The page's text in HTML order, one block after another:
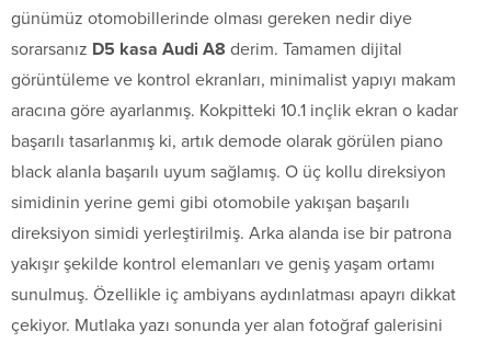
günümüz otomobillerinde olması gereken nedir diye
sorarsanız D5 kasa Audi A8 derim. Tamamen dijital
görüntüleme ve kontrol ekranları, minimalist yapıyı makam
aracına göre ayarlanmış. Kokpitteki 10.1 inçlik ekran o kadar
başarılı tasarlanmış ki, artık demode olarak görülen piano
black alanla başarılı uyum sağlamış. O üç kollu direksiyon
simidinin yerine gemi gibi otomobile yakışan başarılı
direksiyon simidi yerleştirilmiş. Arka alanda ise bir patrona
yakışır şekilde kontrol elemanları ve geniş yaşam ortamı
sunulmuş. Özellikle iç ambiyans aydınlatması apayrı dikkat
çekiyor. Mutlaka yazı sonunda yer alan fotoğraf galerisini